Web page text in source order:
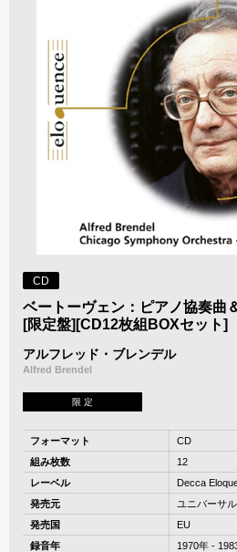
CD
ベートーヴェン：ピアノ協奏曲
[限定盤][CD12枚組BOXセット]
アルフレッド・ブレンデル
Alfred Brendel
限 定
フォーマット
CD
組み枚数
12
レーベル
Decca
発売元
ユニバーサ
発売国
EU
録音年
1970年 -